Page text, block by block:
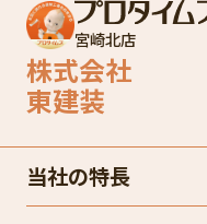
宮崎北店
株式会社
東建装
当社の特長